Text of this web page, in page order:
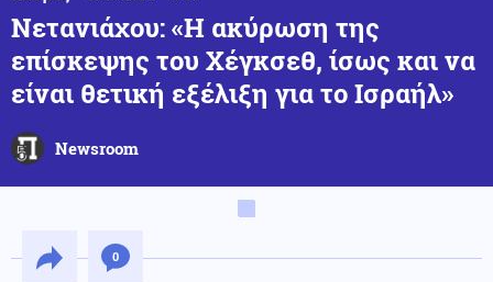
Νετανιάχου: «Η ακύρωση της
επίσκεψης του Χέγκσεθ, ίσως και να
είναι θετική εξέλιξη για το Ισραήλ»
Newsroom
0